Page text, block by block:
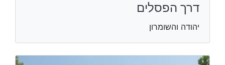
דרך הפסלים
יהודה והשומרון